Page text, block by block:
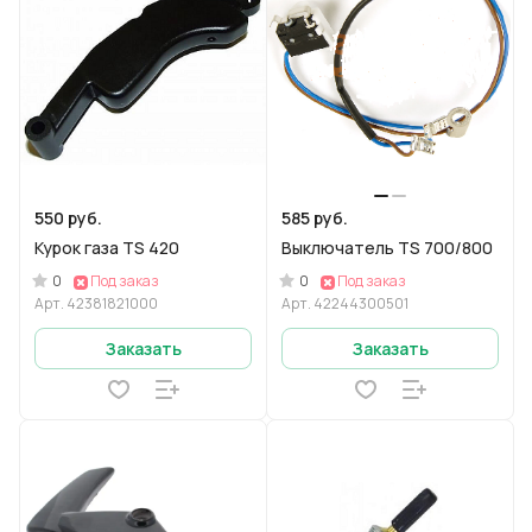
550 руб.
Курок газа TS 420
0
Под заказ
Арт. 42381821000
Заказать
585 руб.
Выключатель TS 700/800
0
Под заказ
Арт. 42244300501
Заказать